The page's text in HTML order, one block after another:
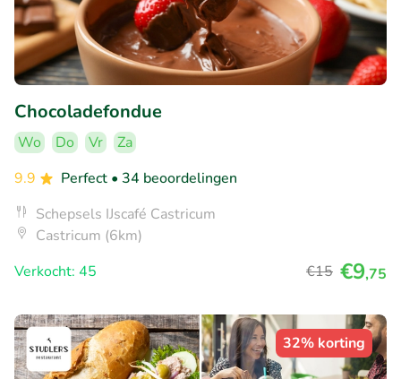
Chocoladefondue
Wo Do Vr
Za
9.9
Perfect • 34 beoordelingen
Schepsels IJscafé Castricum
Castricum (6km)
Verkocht: 45
€15 €9,75
32% korting